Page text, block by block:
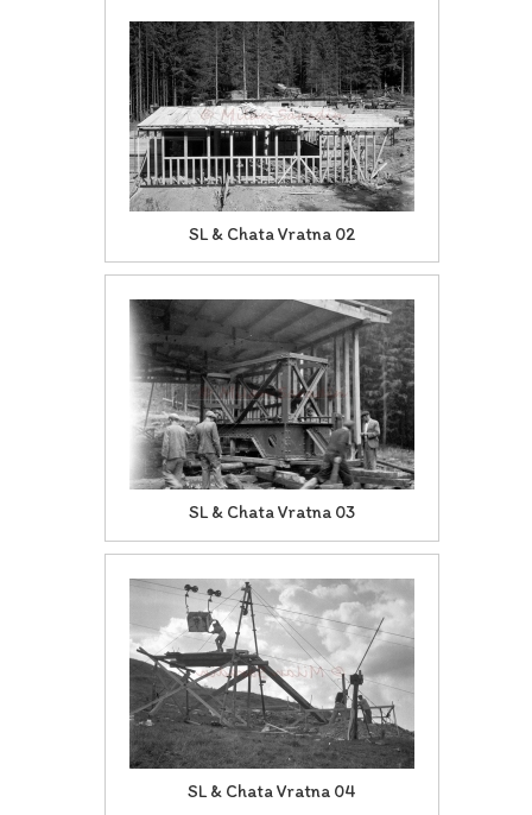
SL & Chata Vratna 02
SL & Chata Vratna 03
SL & Chata Vratna 04